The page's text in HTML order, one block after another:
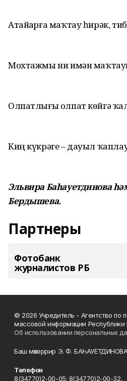
Атайҙарға маҡтау һирәк,
Мохтажмы ни имән
Олпатлығы олпат көйгә
Киң күкрәге – дауыл
Эльвира Баһауетдинова
Бердышева.
Партнеры
Фотобанк
журналистов РБ
© 2026 Учредитель - Агентство по
массовой информации Республики
Об использовании персональных
Баш мөхәррир Э. Ф.
Телефон
8(34770)2-00-05; 8(34770)2-00-32.